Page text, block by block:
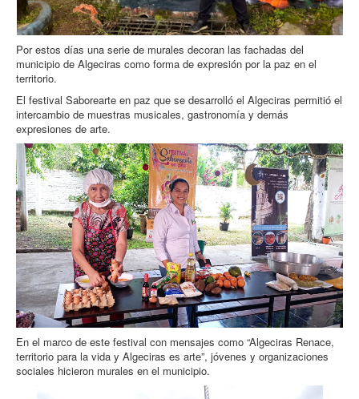
Por estos días una serie de murales decoran las fachadas del
municipio de Algeciras como forma de expresión por la paz en el
territorio.
El festival Saborearte en paz que se desarrolló el Algeciras permitió el
intercambio de muestras musicales, gastronomía y demás
expresiones de arte.
En el marco de este festival con mensajes como “Algeciras Renace,
territorio para la vida y Algeciras es arte”, jóvenes y organizaciones
sociales hicieron murales en el municipio.